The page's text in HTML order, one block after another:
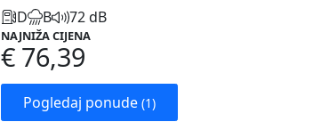
D B 72 dB
NAJNIŽA CIJENA
€ 76,39
Pogledaj ponude (1)